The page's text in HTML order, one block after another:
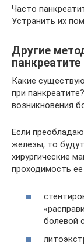
Часто
Устранить их
Другие
панкреатите
Какие
при
возникновения
Если
железы, то
хирургические
проходимость
болевой